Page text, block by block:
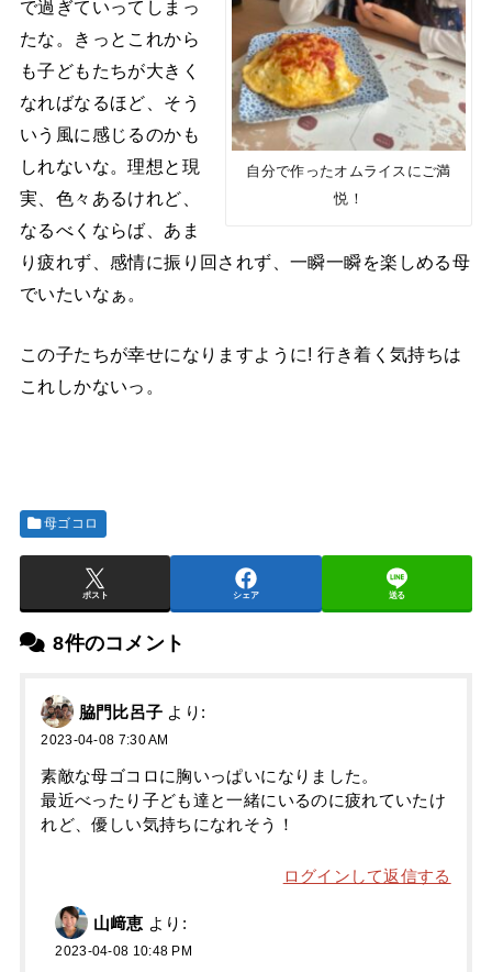
自分で作ったオムライスにご満
悦！
で過ぎていってしまっ
たな。きっとこれから
も子どもたちが大きく
なればなるほど、そう
いう風に感じるのかも
しれないな。理想と現
実、色々あるけれど、
なるべくならば、あま
り疲れず、感情に振り回されず、一瞬一瞬を楽しめる母
でいたいなぁ。
この子たちが幸せになりますように! 行き着く気持ちは
これしかないっ。
母ゴコロ
ポスト シェア 送る
8件のコメント
脇門比呂子 より:
2023-04-08 7:30 AM
素敵な母ゴコロに胸いっぱいになりました。
最近べったり子ども達と一緒にいるのに疲れていたけ
れど、優しい気持ちになれそう！
ログインして返信する
山﨑恵 より:
2023-04-08 10:48 PM